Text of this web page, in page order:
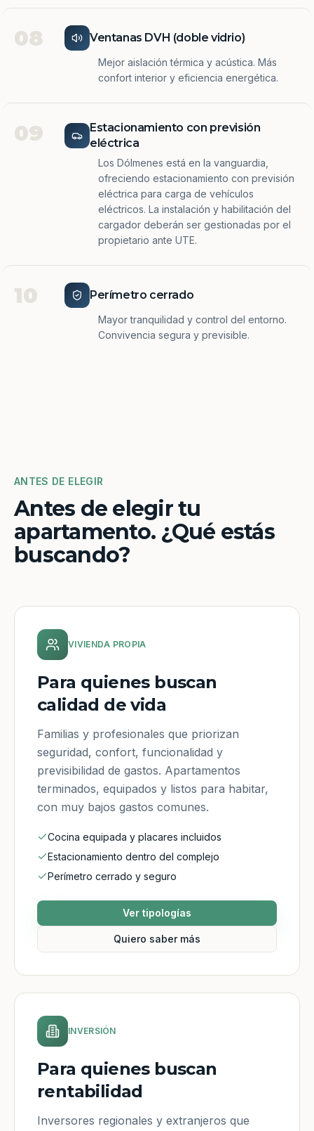
08 Ventanas DVH (doble vidrio)
Mejor aislación térmica y acústica. Más
confort interior y eficiencia energética.
09
Estacionamiento con previsión
eléctrica
Los Dólmenes está en la vanguardia,
ofreciendo estacionamiento con previsión
eléctrica para carga de vehículos
eléctricos. La instalación y habilitación del
cargador deberán ser gestionadas por el
propietario ante UTE.
10 Perímetro cerrado
Mayor tranquilidad y control del entorno.
Convivencia segura y previsible.
ANTES DE ELEGIR
Antes de elegir tu
apartamento. ¿Qué estás
buscando?
VIVIENDA PROPIA
Para quienes buscan
calidad de vida
Familias y profesionales que priorizan
seguridad, confort, funcionalidad y
previsibilidad de gastos. Apartamentos
terminados, equipados y listos para habitar,
con muy bajos gastos comunes.
Cocina equipada y placares incluidos
Estacionamiento dentro del complejo
Perímetro cerrado y seguro
Ver tipologías
Quiero saber más
INVERSIÓN
Para quienes buscan
rentabilidad
Inversores regionales y extranjeros que